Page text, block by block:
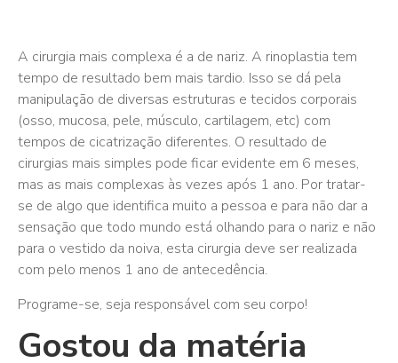
A cirurgia mais complexa é a de nariz. A rinoplastia tem
tempo de resultado bem mais tardio. Isso se dá pela
manipulação de diversas estruturas e tecidos corporais
(osso, mucosa, pele, músculo, cartilagem, etc) com
tempos de cicatrização diferentes. O resultado de
cirurgias mais simples pode ficar evidente em 6 meses,
mas as mais complexas às vezes após 1 ano. Por tratar-
se de algo que identifica muito a pessoa e para não dar a
sensação que todo mundo está olhando para o nariz e não
para o vestido da noiva, esta cirurgia deve ser realizada
com pelo menos 1 ano de antecedência.
Programe-se, seja responsável com seu corpo!
Gostou da matéria